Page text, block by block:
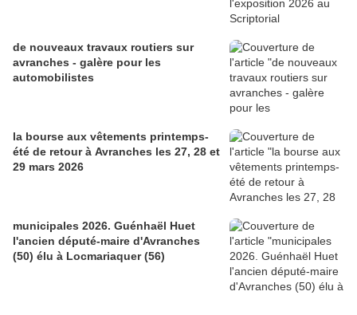
de nouveaux travaux routiers sur
avranches - galère pour les
automobilistes
la bourse aux vêtements printemps-
été de retour à Avranches les 27, 28 et
29 mars 2026
municipales 2026. Guénhaël Huet
l'ancien député-maire d'Avranches
(50) élu à Locmariaquer (56)